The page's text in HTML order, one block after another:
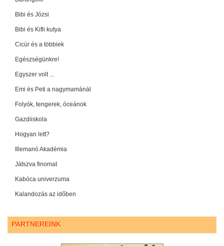
Bibi és Józsi
Bibi és Kifli kutya
Cicúr és a többiek
Egészségünkre!
Egyszer volt ...
Emi és Peti a nagymamánál
Folyók, tengerek, óceánok
Gazdiiskola
Hogyan lett?
Illemanó Akadémia
Játszva finomat
Kabóca univerzuma
Kalandozás az időben
PARTNEREINK